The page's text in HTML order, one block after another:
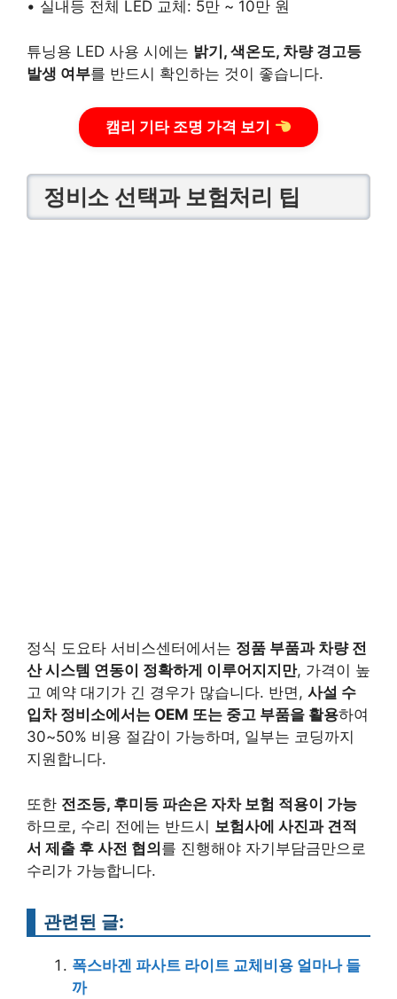
• 실내등 전체 LED 교체: 5만 ~ 10만 원
튜닝용 LED 사용 시에는 밝기, 색온도, 차량 경고등
발생 여부를 반드시 확인하는 것이 좋습니다.
캠리 기타 조명 가격 보기
정비소 선택과 보험처리 팁
정식 도요타 서비스센터에서는 정품 부품과 차량 전
산 시스템 연동이 정확하게 이루어지지만, 가격이 높
고 예약 대기가 긴 경우가 많습니다. 반면, 사설 수
입차 정비소에서는 OEM 또는 중고 부품을 활용하여
30~50% 비용 절감이 가능하며, 일부는 코딩까지
지원합니다.
또한 전조등, 후미등 파손은 자차 보험 적용이 가능
하므로, 수리 전에는 반드시 보험사에 사진과 견적
서 제출 후 사전 협의를 진행해야 자기부담금만으로
수리가 가능합니다.
관련된 글:
폭스바겐 파사트 라이트 교체비용 얼마나 들
까